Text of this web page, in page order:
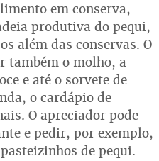
em conserva,
produtiva do pequi,
além das conservas. O
também o molho, a
e até o sorvete de
o cardápio de
O apreciador pode
e pedir, por exemplo,
de pequi.